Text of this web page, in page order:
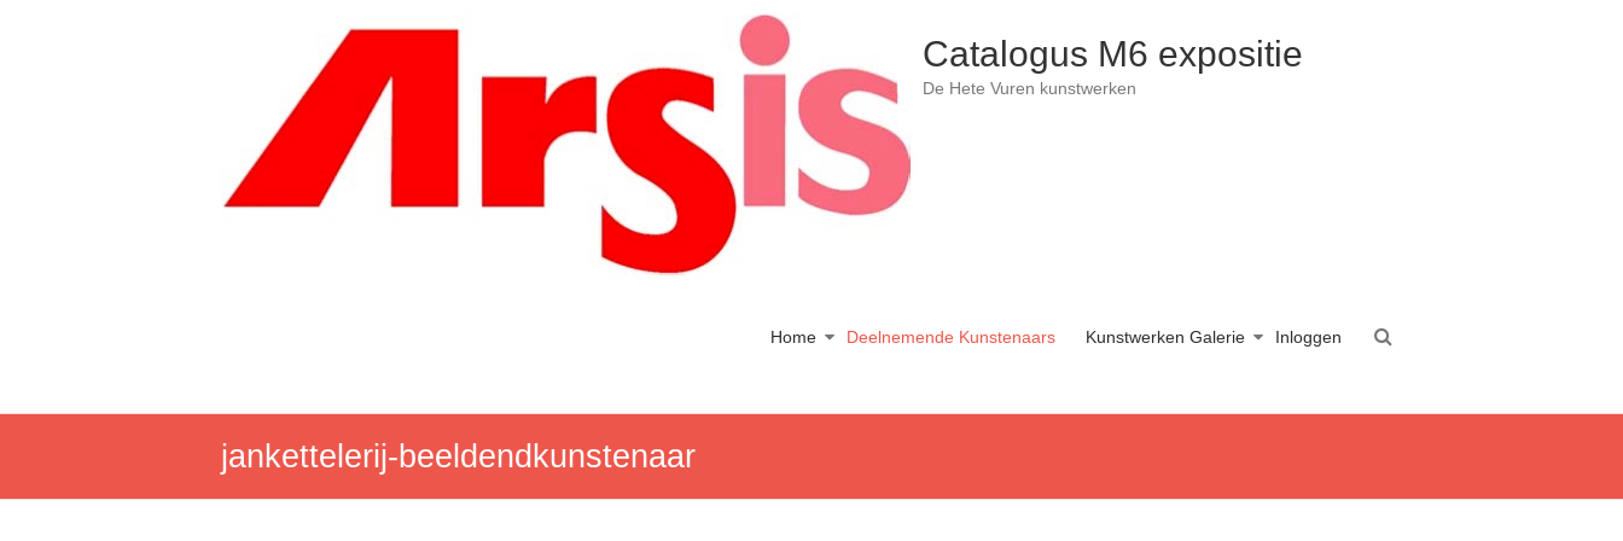
Catalogus M6 expositie
De Hete Vuren kunstwerken
Home Deelnemende Kunstenaars Kunstwerken Galerie Inloggen
jankettelerij-beeldendkunstenaar